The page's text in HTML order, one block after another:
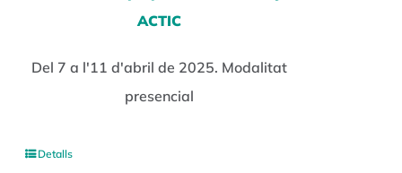
ACTIC
Del 7 a l'11 d'abril de 2025. Modalitat
presencial
Detalls